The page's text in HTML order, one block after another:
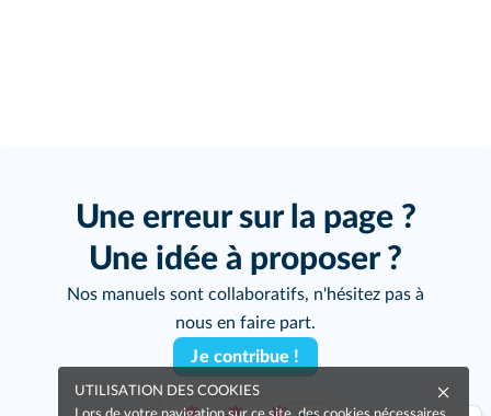
Une erreur sur la page ?
Une idée à proposer ?
Nos manuels sont collaboratifs, n'hésitez pas à
nous en faire part.
Je contribue !
UTILISATION DES COOKIES